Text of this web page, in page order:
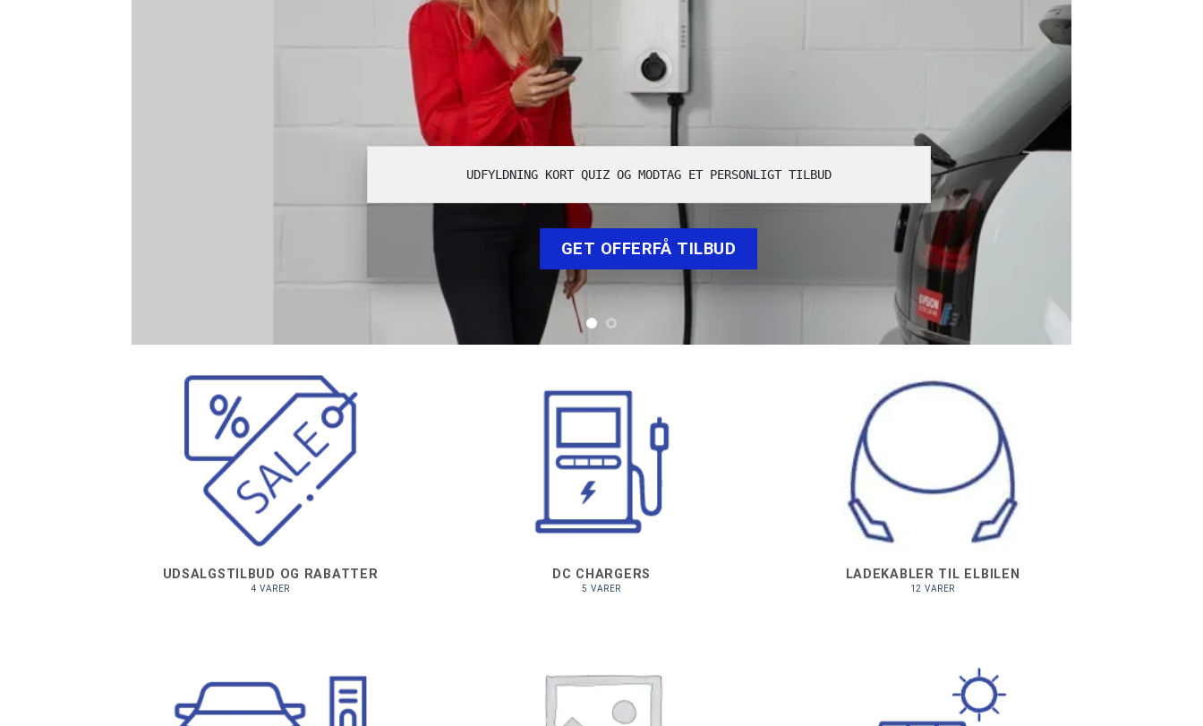
UDFYLDNING KORT QUIZ OG MODTAG ET PERSONLIGT TILBUD
GET OFFERFÅ TILBUD
UDSALGSTILBUD OG RABATTER
4 VARER
DC CHARGERS
5 VARER
LADEKABLER TIL ELBILEN
12 VARER